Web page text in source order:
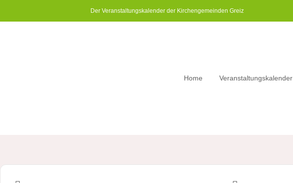
Der Veranstaltungskalender der Kirchengemeinden Greiz​
Home Veranstaltungskalender